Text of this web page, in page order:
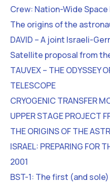
Crew: Nation-Wide
The origins of the
DAVID – A joint Israeli-
Satellite proposal from
TAUVEX – THE ODYSSEY
TELESCOPE
CRYOGENIC TRANSFER
UPPER STAGE PROJECT
THE ORIGINS OF THE
ISRAEL: PREPARING FOR
2001
BST-1: The first (and